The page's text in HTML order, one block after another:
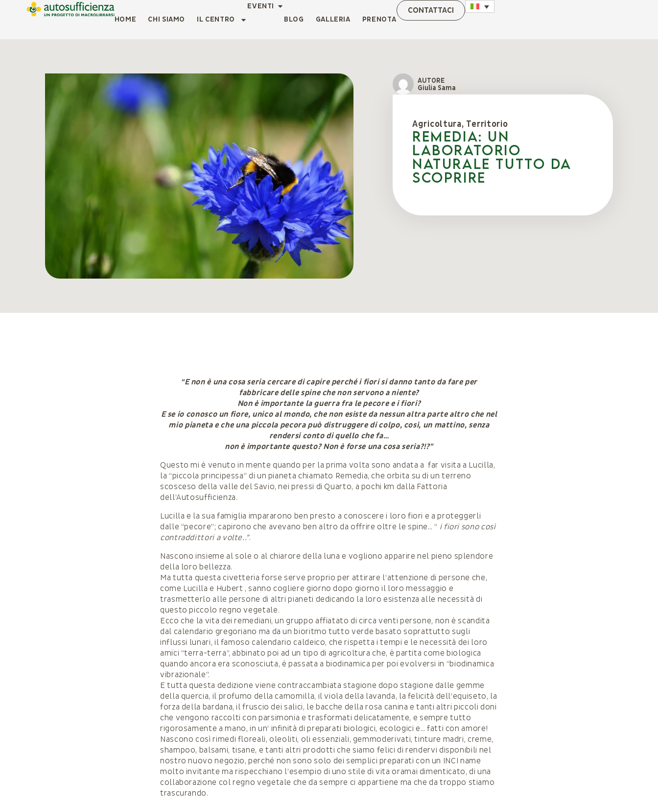
HOME CHI SIAMO IL CENTRO
EVENTI
BLOG
GALLERIA PRENOTA
CONTATTACI
AUTORE
Giulia Sama
Agricoltura, Territorio
REMEDIA: un
laboratorio
naturale tutto da
scoprire
“E non è una cosa seria cercare di capire perché i fiori si danno tanto da fare per
fabbricare delle spine che non servono a niente?
Non è importante la guerra fra le pecore e i fiori?
E se io conosco un fiore, unico al mondo, che non esiste da nessun altra parte altro che nel
mio pianeta e che una piccola pecora può distruggere di colpo, così, un mattino, senza
rendersi conto di quello che fa…
non è importante questo? Non è forse una cosa seria?!?”
Questo mi è venuto in mente quando per la prima volta sono andata a far visita a Lucilla,
la “piccola principessa” di un pianeta chiamato Remedia, che orbita su di un terreno
scosceso della valle del Savio, nei pressi di Quarto, a pochi km dalla Fattoria
dell’Autosufficienza.
Lucilla e la sua famiglia impararono ben presto a conoscere i loro fiori e a proteggerli
dalle “pecore”; capirono che avevano ben altro da offrire oltre le spine… “ i fiori sono così
contraddittori a volte..”.
Nascono insieme al sole o al chiarore della luna e vogliono apparire nel pieno splendore
della loro bellezza.
Ma tutta questa civetteria forse serve proprio per attirare l’attenzione di persone che,
come Lucilla e Hubert , sanno cogliere giorno dopo giorno il loro messaggio e
trasmetterlo alle persone di altri pianeti dedicando la loro esistenza alle necessità di
questo piccolo regno vegetale.
Ecco che la vita dei remediani, un gruppo affiatato di circa venti persone, non è scandita
dal calendario gregoriano ma da un bioritmo tutto verde basato soprattutto sugli
influssi lunari, il famoso calendario caldeico, che rispetta i tempi e le necessità dei loro
amici “terra-terra”, abbinato poi ad un tipo di agricoltura che, è partita come biologica
quando ancora era sconosciuta, è passata a biodinamica per poi evolversi in “biodinamica
vibrazionale”.
E tutta questa dedizione viene contraccambiata stagione dopo stagione dalle gemme
della quercia, il profumo della camomilla, il viola della lavanda, la felicità dell’equiseto, la
forza della bardana, il fruscio dei salici, le bacche della rosa canina e tanti altri piccoli doni
che vengono raccolti con parsimonia e trasformati delicatamente, e sempre tutto
rigorosamente a mano, in un’ infinità di preparati biologici, ecologici e… fatti con amore!
Nascono così rimedi floreali, oleoliti, oli essenziali, gemmoderivati, tinture madri, creme,
shampoo, balsami, tisane, e tanti altri prodotti che siamo felici di rendervi disponibili nel
nostro nuovo negozio, perché non sono solo dei semplici preparati con un INCI name
molto invitante ma rispecchiano l’esempio di uno stile di vita oramai dimenticato, di una
collaborazione col regno vegetale che da sempre ci appartiene ma che da troppo stiamo
trascurando.